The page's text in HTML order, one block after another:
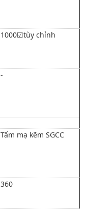
1000☑tùy chỉnh
-
Tấm mạ kẽm SGCC
360